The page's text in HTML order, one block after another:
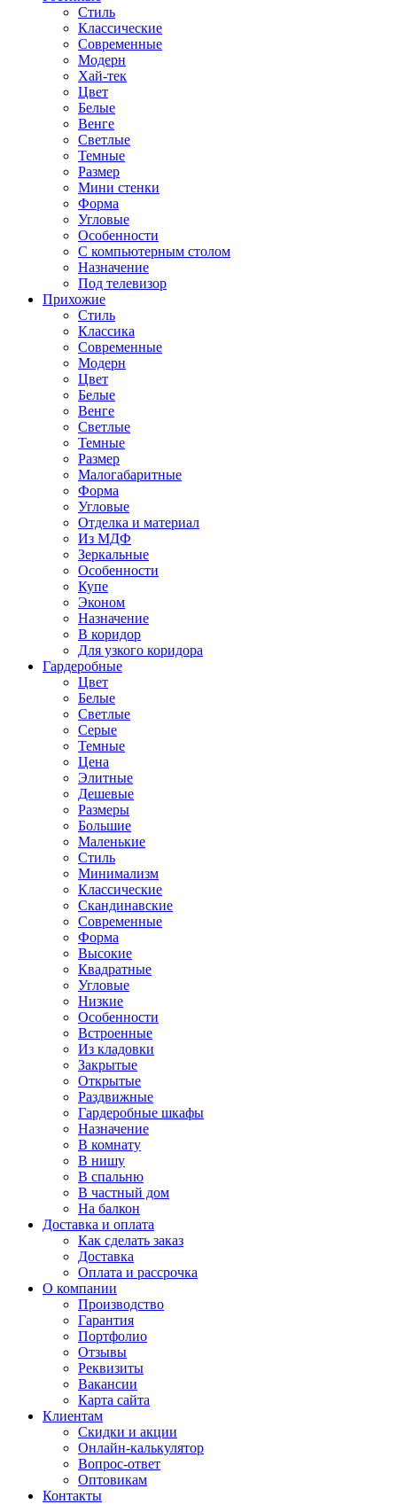
Стиль
Классические
Современные
Модерн
Хай-тек
Цвет
Белые
Венге
Светлые
Темные
Размер
Мини стенки
Форма
Угловые
Особенности
С компьютерным столом
Назначение
Под телевизор
Прихожие
Стиль
Классика
Современные
Модерн
Цвет
Белые
Венге
Светлые
Темные
Размер
Малогабаритные
Форма
Угловые
Отделка и материал
Из МДФ
Зеркальные
Особенности
Купе
Эконом
Назначение
В коридор
Для узкого коридора
Гардеробные
Цвет
Белые
Светлые
Серые
Темные
Цена
Элитные
Дешевые
Размеры
Большие
Маленькие
Стиль
Минимализм
Классические
Скандинавские
Современные
Форма
Высокие
Квадратные
Угловые
Низкие
Особенности
Встроенные
Из кладовки
Закрытые
Открытые
Раздвижные
Гардеробные шкафы
Назначение
В комнату
В нишу
В спальню
В частный дом
На балкон
Доставка и оплата
Как сделать заказ
Доставка
Оплата и рассрочка
О компании
Производство
Гарантия
Портфолио
Отзывы
Реквизиты
Вакансии
Карта сайта
Клиентам
Скидки и акции
Онлайн-калькулятор
Вопрос-ответ
Оптовикам
Контакты